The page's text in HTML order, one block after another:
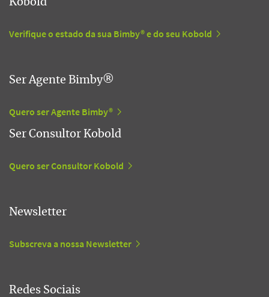
Kobold
Verifique o estado da sua Bimby® e do seu Kobold
Ser Agente Bimby®
Quero ser Agente Bimby®
Ser Consultor Kobold
Quero ser Consultor Kobold
Newsletter
Subscreva a nossa Newsletter
Redes Sociais